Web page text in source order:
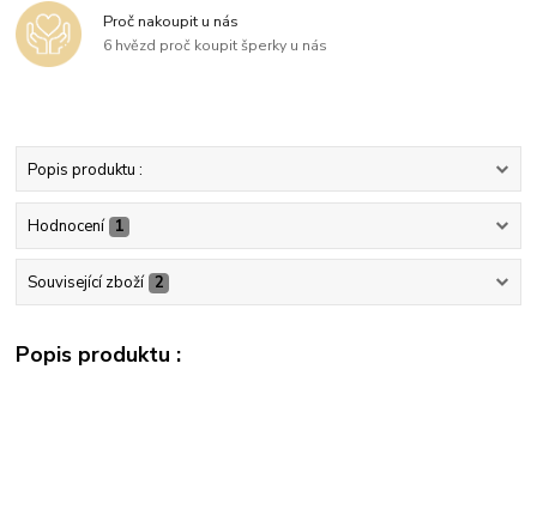
Proč nakoupit u nás
6 hvězd proč koupit šperky u nás
Popis produktu :
Hodnocení 1
Související zboží 2
Popis produktu :